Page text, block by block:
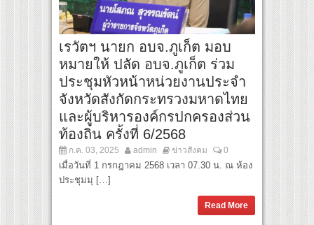
เรวัตฯ นายก อบจ.ภูเก็ต มอบ
หมายให้ ปลัด อบจ.ภูเก็ต ร่วม
ประชุมหัวหน้าหน่วยงานประจำ
จังหวัดสังกัดกระทรวงมหาดไทย
และผู้บริหารองค์กรปกครองส่วน
ท้องถิ่น ครั้งที่ 6/2568
ก.ค. 03, 2025 admin ข่าวสังคม 0
เมื่อวันที่ 1 กรกฎาคม 2568 เวลา 07.30 น. ณ ห้อง
ประชุมมุ […]
Read More